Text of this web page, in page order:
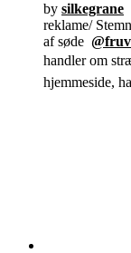
by silkegrane
reklame/
af søde
handler om
hjemmeside,